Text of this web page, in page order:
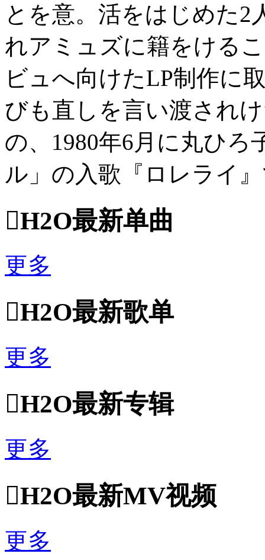
とを意。活をはじめた2
れアミュズに籍をける
ビュへ向けたLP制作に
びも直しを言い渡され
の、1980年6月に丸ひろ
ル」の入歌『ロレライ
H2O最新单曲
更多
H2O最新歌单
更多
H2O最新专辑
更多
H2O最新MV视频
更多